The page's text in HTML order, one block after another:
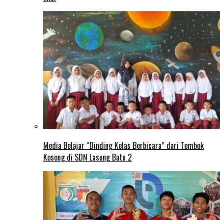
Media Belajar “Dinding Kelas Berbicara” dari Tembok
Kosong di SDN Lasung Batu 2